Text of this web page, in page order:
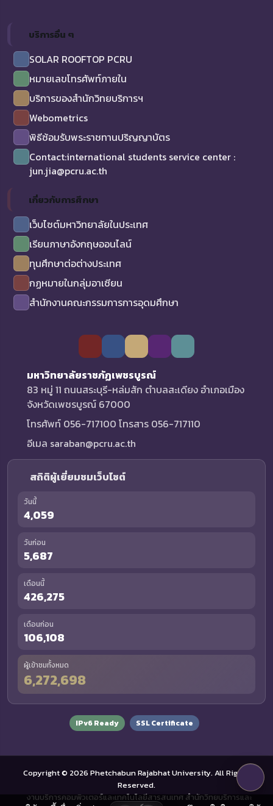
บริการอื่น ๆ
SOLAR ROOFTOP PCRU
หมายเลขโทรศัพท์ภายใน
บริการของสำนักวิทยบริการฯ
Webometrics
พิธีซ้อมรับพระราชทานปริญญาบัตร
Contact:international students service center :
jun.jia@pcru.ac.th
เกี่ยวกับการศึกษา
เว็บไซต์มหาวิทยาลัยในประเทศ
เรียนภาษาอังกฤษออนไลน์
ทุนศึกษาต่อต่างประเทศ
กฏหมายในกลุ่มอาเซียน
สำนักงานคณะกรรมการการอุดมศึกษา
มหาวิทยาลัยราชภัฏเพชรบูรณ์
83 หมู่ 11 ถนนสระบุรี-หล่มสัก ตำบลสะเดียง อำเภอเมือง
จังหวัดเพชรบูรณ์ 67000
โทรศัพท์ 056-717100 โทรสาร 056-717110
อีเมล saraban@pcru.ac.th
สถิติผู้เยี่ยมชมเว็บไซต์
วันนี้
4,059
วันก่อน
5,687
เดือนนี้
426,275
เดือนก่อน
106,108
ผู้เข้าชมทั้งหมด
6,272,698
IPv6 Ready SSL Certificate
Copyright © 2026 Phetchabun Rajabhat University. All Rights
Reserved.
งานบริการคอมพิวเตอร์และเทคโนโลยีสารสนเทศ สำนักวิทยบริการและ